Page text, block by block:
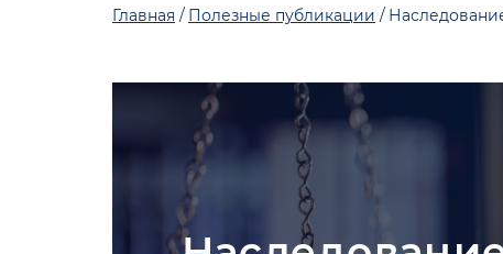
+90 549 306 88 99
Главная Полезные публикации